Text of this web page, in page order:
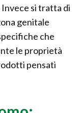
si tratta di
genitale
che
le proprietà
pensati